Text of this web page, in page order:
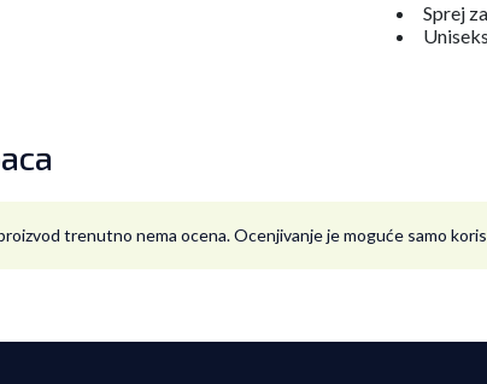
Sprej
Uniseks
trenutno nema ocena. Ocenjivanje je moguće samo